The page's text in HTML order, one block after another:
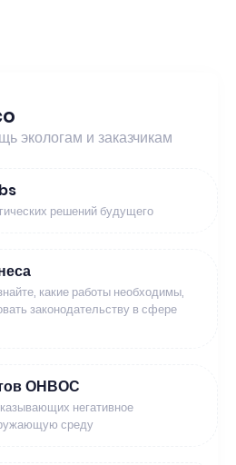
экологам и заказчикам
решений будущего
какие работы необходимы,
законодательству в сфере
ОНВОС
негативное
среду